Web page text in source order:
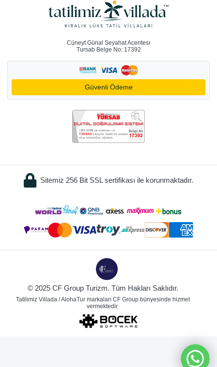
Cüneyt Günal Seyahat Acentesı
Tursab Belge No: 17392
Güvenli Ödeme
Sitemiz 256 Bit SSL sertifikası ile korunmaktadır.
© 2025 CF Group Turizm. Tüm Hakları Saklıdır.
Tatilimiz Villada / AlohaTur markaları CF Group bünyesinde hizmet
vermektedir.